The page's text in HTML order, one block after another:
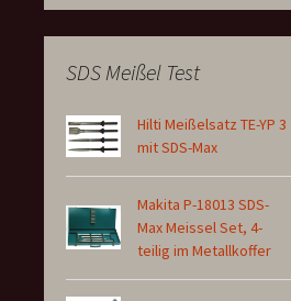
SDS Meißel Test
Hilti Meißelsatz TE-YP 3
mit SDS-Max
Makita P-18013 SDS-
Max Meissel Set, 4-
teilig im Metallkoffer